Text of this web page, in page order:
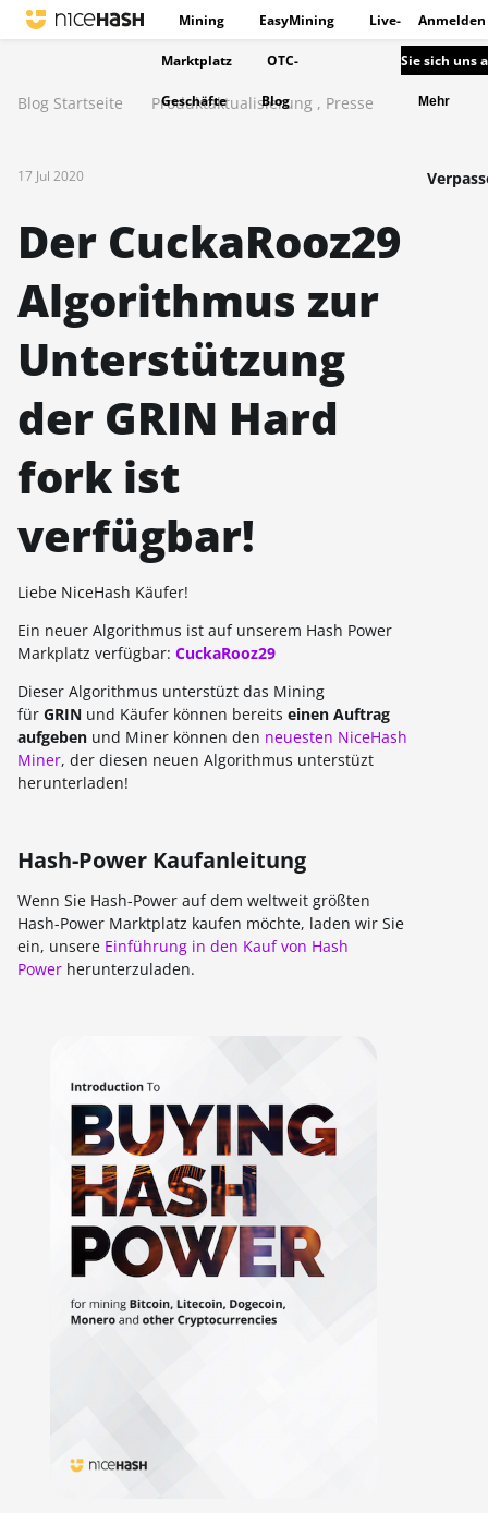
Mining EasyMining Live-
Marktplatz OTC-
Geschäfte Blog
Anmelden
Sie sich uns
Mehr
Blog Startseite Produktaktualisierung , Presse
17 Jul 2020
Der CuckaRooz29
Algorithmus zur
Unterstützung
der GRIN Hard
fork ist
verfügbar!
Liebe NiceHash Käufer!
Ein neuer Algorithmus ist auf unserem Hash Power
Markplatz verfügbar: CuckaRooz29
Dieser Algorithmus unterstüzt das Mining
für GRIN und Käufer können bereits einen Auftrag
aufgeben und Miner können den neuesten NiceHash
Miner, der diesen neuen Algorithmus unterstüzt
herunterladen!
Hash-Power Kaufanleitung
Wenn Sie Hash-Power auf dem weltweit größten
Hash-Power Marktplatz kaufen möchte, laden wir Sie
ein, unsere Einführung in den Kauf von Hash
Power herunterzuladen.